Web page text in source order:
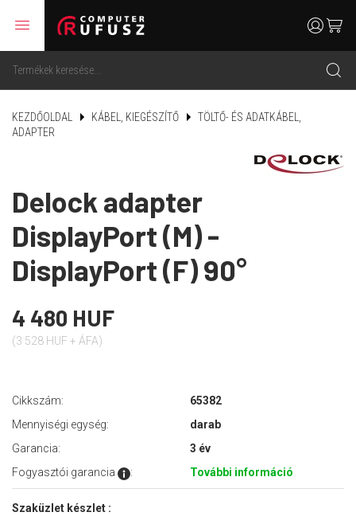
menu
search
usercart
KEZDŐOLDAL KÁBEL, KIEGÉSZÍTŐ
TÖLTŐ- ÉS ADATKÁBEL,
ADAPTER
Delock adapter
DisplayPort (M) -
DisplayPort (F) 90°
4 480 HUF
(3 528 HUF + ÁFA)
Cikkszám:
65382
Mennyiségi egység:
darab
Garancia:
3 év
Fogyasztói garancia
: További információ
Szaküzlet készlet :